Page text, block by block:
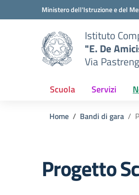
Vai ai contenuti
Vai al menu di navigazioneMinistero dell'Istruzione e del
Istituto
"E. De
Via
Scuola Servizi
Home Bandi di gara
Progetto